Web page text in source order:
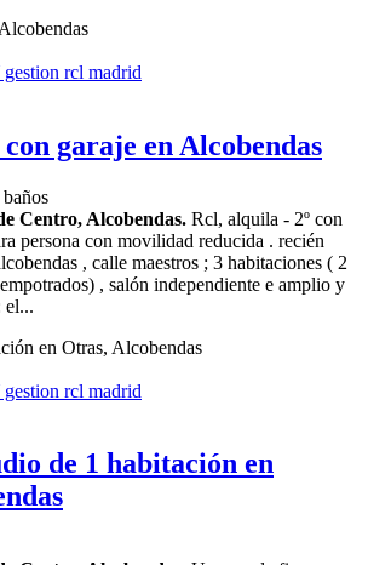
garaje en Alcobendas
Centro, Alcobendas. Rcl, alquila - 2º con
persona con movilidad reducida . recién
, calle maestros ; 3 habitaciones ( 2
, salón independiente e amplio y
el...
de 1 habitación en